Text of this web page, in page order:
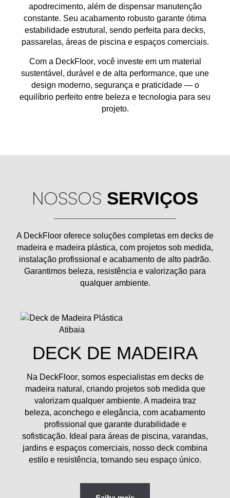
apodrecimento, além de dispensar manutenção
constante. Seu acabamento robusto garante ótima
estabilidade estrutural , sendo perfeita para decks,
passarelas, áreas de piscina e espaços comerciais.
Com a DeckFloor, você investe em um material
sustentável, durável e de alta performance, que une
design moderno, segurança e praticidade— o
equilíbrio perfeito entre beleza e tecnologia para seu
projeto.
NOSSOS SERVIÇOS
A DeckFloor oferece soluções completas em decks de
madeira e madeira plástica, com projetos sob medida,
instalação profissional e acabamento de alto padrão.
Garantimos beleza, resistência e valorização para
qualquer ambiente.
DECK DE MADEIRA
Na DeckFloor, somos especialistas em decks de
madeira natural , criando projetos sob medida que
valorizam qualquer ambiente. A madeira traz
beleza, aconchego e elegância, com acabamento
profissional que garante durabilidade e
sofisticação. Ideal para áreas de piscina, varandas,
jardins e espaços comerciais, nosso deck combina
estilo e resistência, tornando seu espaço único.